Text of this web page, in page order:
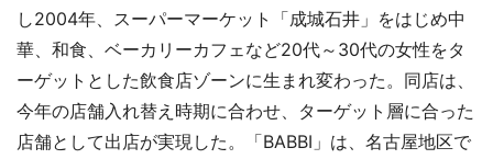
し2004年、スーパーマーケット「成城石井」をはじめ中
華、和食、ベーカリーカフェなど20代～30代の女性をタ
ーゲットとした飲食店ゾーンに生まれ変わった。同店は、
今年の店舗入れ替え時期に合わせ、ターゲット層に合った
店舗として出店が実現した。「BABBI」は、名古屋地区で